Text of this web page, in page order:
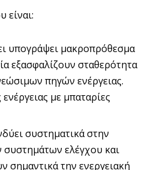
είναι:
υπογράψει μακροπρόθεσμα
εξασφαλίζουν σταθερότητα
πηγών ενέργειας.
με μπαταρίες
συστηματικά στην
συστημάτων ελέγχου και
σημαντικά την ενεργειακή